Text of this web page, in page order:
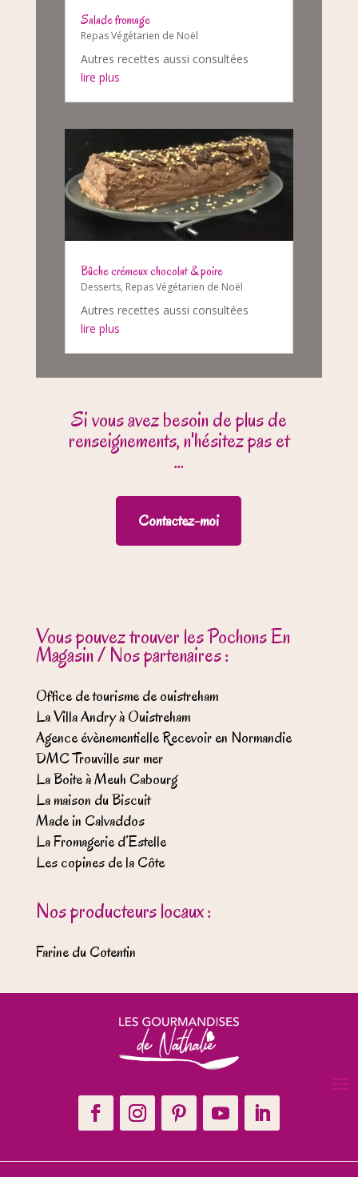
Salade fromage
Repas Végétarien de Noël
Autres recettes aussi consultées
lire plus
Bûche crémeux chocolat & poire
Desserts, Repas Végétarien de Noël
Autres recettes aussi consultées
lire plus
Si vous avez besoin de plus de
renseignements, n'hésitez pas et
...
Contactez-moi
Vous pouvez trouver les Pochons En
Magasin / Nos partenaires :
Office de tourisme de ouistreham
La Villa Andry à Ouistreham
Agence évènementielle Recevoir en Normandie
DMC Trouville sur mer
La Boite à Meuh Cabourg
La maison du Biscuit
Made in Calvaddos
La Fromagerie d’Estelle
Les copines de la Côte
Nos producteurs locaux :
Farine du Cotentin